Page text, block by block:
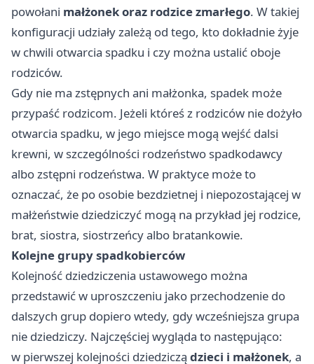
powołani małżonek oraz rodzice zmarłego. W takiej
konfiguracji udziały zależą od tego, kto dokładnie żyje
w chwili otwarcia spadku i czy można ustalić oboje
rodziców.
Gdy nie ma zstępnych ani małżonka, spadek może
przypaść rodzicom. Jeżeli któreś z rodziców nie dożyło
otwarcia spadku, w jego miejsce mogą wejść dalsi
krewni, w szczególności rodzeństwo spadkodawcy
albo zstępni rodzeństwa. W praktyce może to
oznaczać, że po osobie bezdzietnej i niepozostającej w
małżeństwie dziedziczyć mogą na przykład jej rodzice,
brat, siostra, siostrzeńcy albo bratankowie.
Kolejne grupy spadkobierców
Kolejność dziedziczenia ustawowego można
przedstawić w uproszczeniu jako przechodzenie do
dalszych grup dopiero wtedy, gdy wcześniejsza grupa
nie dziedziczy. Najczęściej wygląda to następująco:
w pierwszej kolejności dziedziczą dzieci i małżonek, a